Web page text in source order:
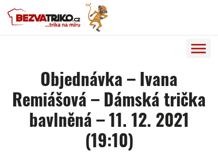
Objednávka – Ivana
Remiášová – Dámská trička
bavlněná – 11. 12. 2021
(19:10)